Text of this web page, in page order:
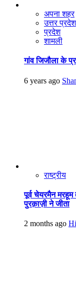
अपना शहर
उत्तर प्रदेश
प्रदेश
शामली
गांव जिजौला के
6 years ago
राष्ट्रीय
पूर्व चेयरमैन मरहूम
पुरक़ाज़ी ने जीता
2 months ago